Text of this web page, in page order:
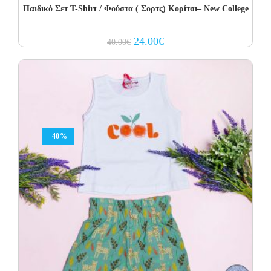
Παιδικό Σετ Τ-Shirt / Φούστα ( Σορτς) Κορίτσι– New College
40.00€ Original
price
24.00€Current
price
-40%